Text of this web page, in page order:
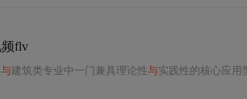
flv
与建筑类专业中一门兼具理论性与实践性的核心应用型